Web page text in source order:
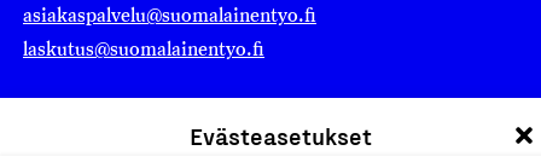
Evästeasetukset
asiakaspalvelu@suomalainentyo.fi
laskutus@suomalainentyo.fi